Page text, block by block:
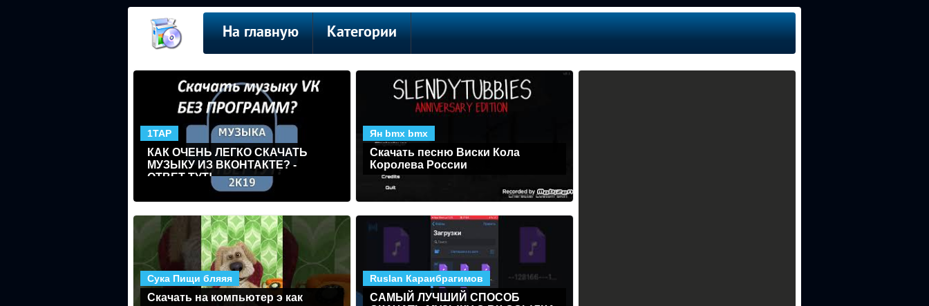
На главную Категории
1TAP
КАК ОЧЕНЬ ЛЕГКО СКАЧАТЬ
МУЗЫКУ ИЗ ВКОНТАКТЕ? -
ОТВЕТ ТУТ!
Ян bmx bmx
Скачать песню Виски Кола
Королева России
Сука Пищи бляяя
Скачать на компьютер э как
Ruslan Караибрагимов
САМЫЙ ЛУЧШИЙ СПОСОБ